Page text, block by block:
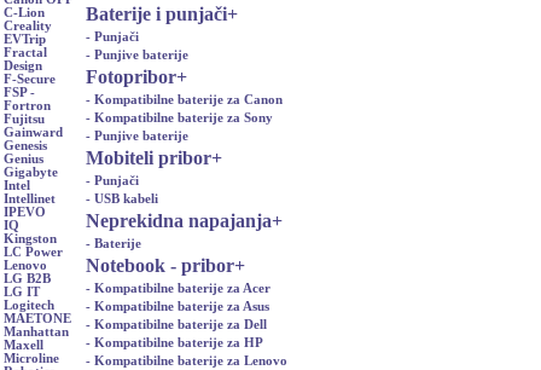
C-Lion
Creality
EVTrip
Fractal
Design
F-Secure
FSP -
Fortron
Fujitsu
Gainward
Genesis
Genius
Gigabyte
Intel
Intellinet
IPEVO
IQ
Kingston
LC Power
Lenovo
LG B2B
LG IT
Logitech
MAETONE
Manhattan
Maxell
Microline
Baterije i punjači+
- Punjači
- Punjive baterije
Fotopribor+
- Kompatibilne baterije za Canon
- Kompatibilne baterije za Sony
- Punjive baterije
Mobiteli pribor+
- Punjači
- USB kabeli
Neprekidna napajanja+
- Baterije
Notebook - pribor+
- Kompatibilne baterije za Acer
- Kompatibilne baterije za Asus
- Kompatibilne baterije za Dell
- Kompatibilne baterije za HP
- Kompatibilne baterije za Lenovo